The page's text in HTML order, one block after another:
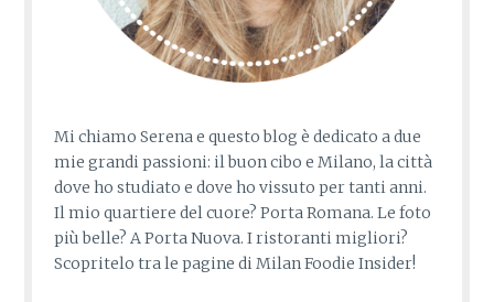
Mi chiamo Serena e questo blog è dedicato a due
mie grandi passioni: il buon cibo e Milano, la città
dove ho studiato e dove ho vissuto per tanti anni.
Il mio quartiere del cuore? Porta Romana. Le foto
più belle? A Porta Nuova. I ristoranti migliori?
Scopritelo tra le pagine di Milan Foodie Insider!